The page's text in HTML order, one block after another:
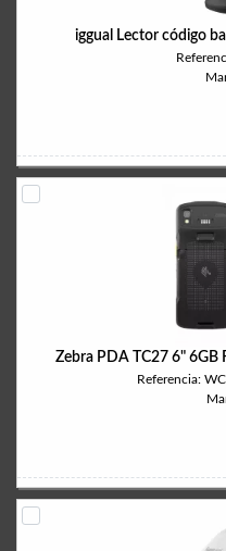
iggual Lector código
Zebra PDA TC27 6" 6GB
Referencia: